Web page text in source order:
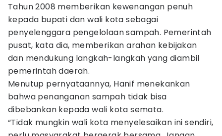
Tahun 2008 memberikan kewenangan penuh
kepada bupati dan wali kota sebagai
penyelenggara pengelolaan sampah. Pemerintah
pusat, kata dia, memberikan arahan kebijakan
dan mendukung langkah-langkah yang diambil
pemerintah daerah.
Menutup pernyataannya, Hanif menekankan
bahwa penanganan sampah tidak bisa
dibebankan kepada wali kota semata.
“Tidak mungkin wali kota menyelesaikan ini sendiri,